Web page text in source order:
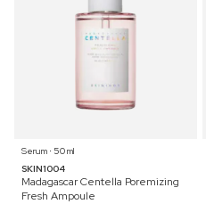
Serum ⋅ 50 ml
SKIN1004
Madagascar Centella Poremizing
Fresh Ampoule